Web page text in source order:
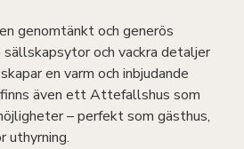
genomtänkt och generös
och vackra detaljer
en varm och inbjudande
även ett Attefallshus som
– perfekt som gästhus,
uthyrning.